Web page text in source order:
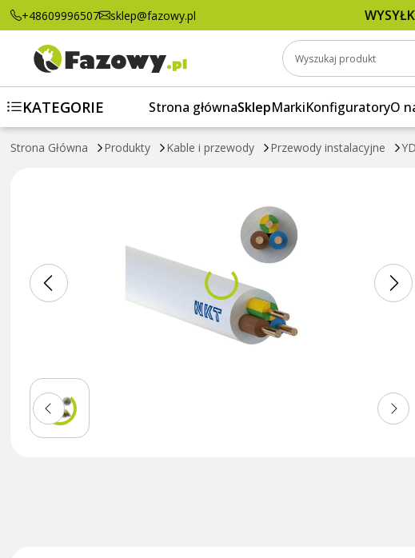
+48609996507 sklep@fazowy.pl
Wyszukaj produkt
KATEGORIE Strona głównaSklepMarkiKonfiguratoryO
Strona Główna Produkty Kable i przewody Przewody instalacyjne
Przewód instalacyjny YDYżo 3x4 450/750V NKT